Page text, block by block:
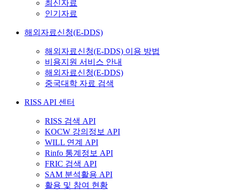
최신자료
인기자료
해외자료신청(E-DDS)
해외자료신청(E-DDS) 이용 방법
비용지원 서비스 안내
해외자료신청(E-DDS)
중국대학 자료 검색
RISS API 센터
RISS 검색 API
KOCW 강의정보 API
WILL 연계 API
Rinfo 통계정보 API
FRIC 검색 API
SAM 분석활용 API
활용 및 참여 현황